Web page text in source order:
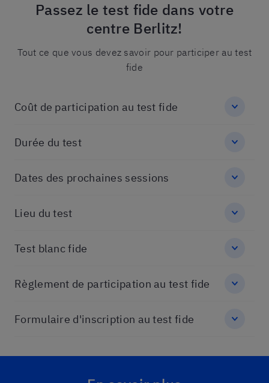
Passez le test fide dans votre
centre Berlitz!
Tout ce que vous devez savoir pour participer au test
fide
Coût de participation au test fide
Durée du test
Dates des prochaines sessions
Lieu du test
Test blanc fide
Règlement de participation au test fide
Formulaire d'inscription au test fide